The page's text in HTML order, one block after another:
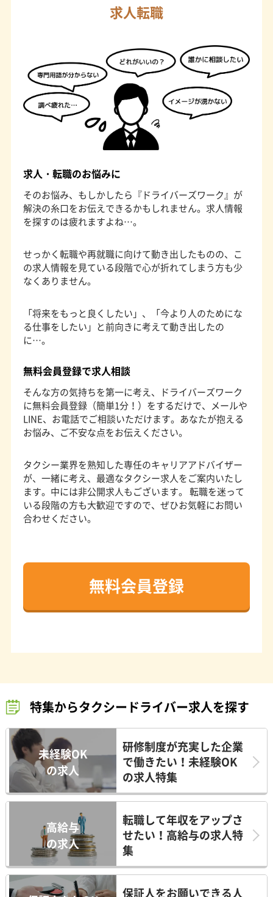
求人転職
求人・転職のお悩みに
そのお悩み、もしかしたら『ドライバーズワーク』が
解決の糸口をお伝えできるかもしれません。求人情報
を探すのは疲れますよね…。
せっかく転職や再就職に向けて動き出したものの、こ
の求人情報を見ている段階で心が折れてしまう方も少
なくありません。
「将来をもっと良くしたい」、「今より人のためにな
る仕事をしたい」と前向きに考えて動き出したの
に…。
無料会員登録で求人相談
そんな方の気持ちを第一に考え、ドライバーズワーク
に無料会員登録（簡単1分！）をするだけで、メールや
LINE、お電話でご相談いただけます。あなたが抱える
お悩み、ご不安な点をお伝えください。
タクシー業界を熟知した専任のキャリアアドバイザー
が、一緒に考え、最適なタクシー求人をご案内いたし
ます。中には非公開求人もございます。 転職を迷って
いる段階の方も大歓迎ですので、ぜひお気軽にお問い
合わせください。
無料会員登録
特集からタクシードライバー求人を探す
未経験OK
の求人
研修制度が充実した企業
で働きたい！未経験OK
の求人特集
高給与
の求人
転職して年収をアップさ
せたい！高給与の求人特
集
保証人をお願いできる人